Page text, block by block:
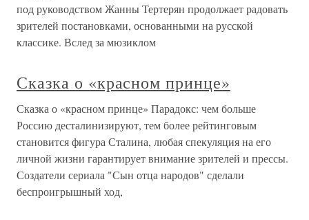
под руководством Жанны Тертерян продолжает радовать
зрителей постановками, основанными на русской
классике. Вслед за мюзиклом
Сказка о «красном принце»
Сказка о «красном принце» Парадокс: чем больше
Россию десталинизируют, тем более рейтинговым
становится фигура Сталина, любая спекуляция на его
личной жизни гарантирует внимание зрителей и прессы.
Создатели сериала "Сын отца народов" сделали
беспроигрышный ход,